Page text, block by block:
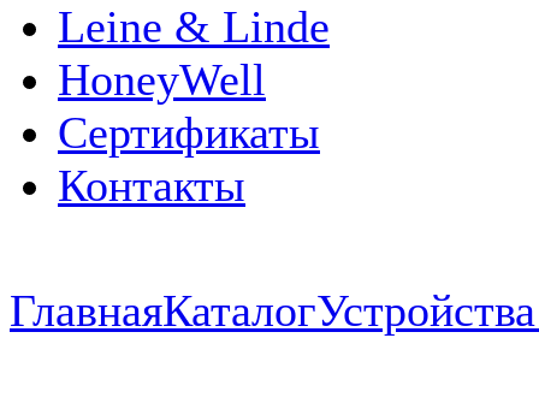
Leine & Linde
HoneyWell
Сертификаты
Контакты
ГлавнаяКаталог